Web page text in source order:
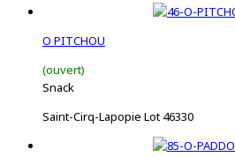
O PITCHOU
(ouvert)
Snack
Saint-Cirq-Lapopie Lot 46330